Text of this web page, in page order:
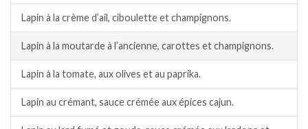
Lapin à la crème d’ail, ciboulette et champignons.
Lapin à la moutarde à l’ancienne, carottes et champignons.
Lapin à la tomate, aux olives et au paprika.
Lapin au crémant, sauce crémée aux épices cajun.